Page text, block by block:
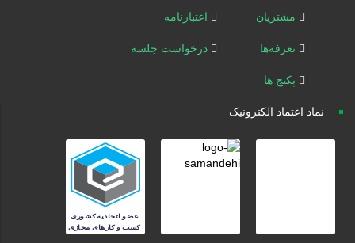
مشتریان
تعرفه‌ها
پکیج ها
اعتبارنامه
درخواست جلسه
نماد اعتماد الکترونیک